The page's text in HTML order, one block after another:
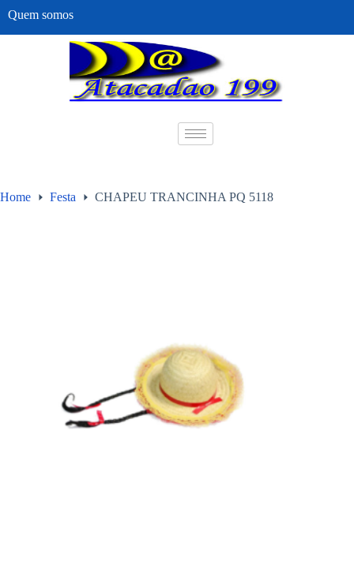
Quem somos
Home Festa CHAPEU TRANCINHA PQ 5118